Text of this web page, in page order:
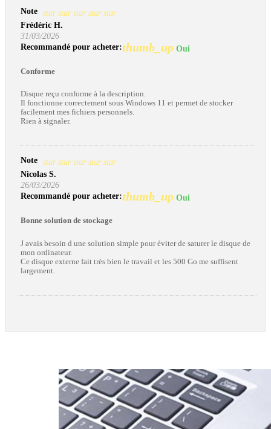
Note star star star star star
Frédéric H.
31/03/2026
Recommandé pour acheter:thumb_up Oui
Conforme
Disque reçu conforme à la description.
Il fonctionne correctement sous Windows 11 et permet de stocker
facilement mes fichiers personnels.
Rien à signaler.
Note star star star star star
Nicolas S.
26/03/2026
Recommandé pour acheter:thumb_up Oui
Bonne solution de stockage
J avais besoin d une solution simple pour éviter de saturer le disque de
mon ordinateur.
Ce disque externe fait très bien le travail et les 500 Go me suffisent
largement.